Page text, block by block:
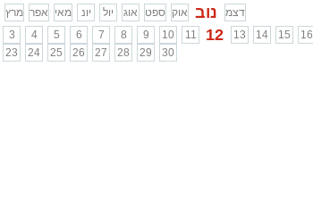
מרץ אפר מאי יונ יול אוג ספט אוק נוב
דצמ
3 4 5 6 7 8 9 10 11 12 13 14 15 16
23 24 25 26 27 28 29 30